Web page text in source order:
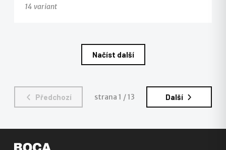
14 variant
Načíst další
Předchozí strana 1 / 13 Další